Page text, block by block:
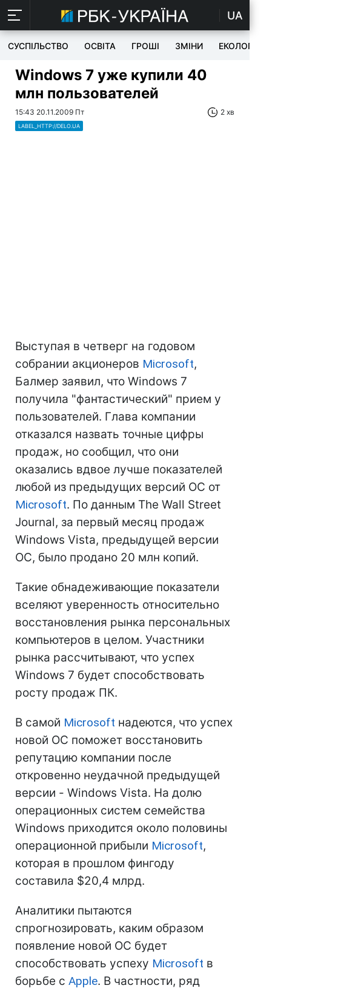
UA
СУСПІЛЬСТВО ОСВІТА ГРОШІ ЗМІНИ ЕКОЛОГІЯ
Windows 7 уже купили 40
млн пользователей
15:43 20.11.2009 Пт 2 хв
LABEL_HTTP://DELO.UA
Выступая в четверг на годовом
собрании акционеров Microsoft,
Балмер заявил, что Windows 7
получила "фантастический" прием у
пользователей. Глава компании
отказался назвать точные цифры
продаж, но сообщил, что они
оказались вдвое лучше показателей
любой из предыдущих версий ОС от
Microsoft. По данным The Wall Street
Journal, за первый месяц продаж
Windows Vista, предыдущей версии
ОС, было продано 20 млн копий.
Такие обнадеживающие показатели
вселяют уверенность относительно
восстановления рынка персональных
компьютеров в целом. Участники
рынка рассчитывают, что успех
Windows 7 будет способствовать
росту продаж ПК.
В самой Microsoft надеются, что успех
новой ОС поможет восстановить
репутацию компании после
откровенно неудачной предыдущей
версии - Windows Vista. На долю
операционных систем семейства
Windows приходится около половины
операционной прибыли Microsoft,
которая в прошлом фингоду
составила $20,4 млрд.
Аналитики пытаются
спрогнозировать, каким образом
появление новой ОС будет
способствовать успеху Microsoft в
борьбе с Apple. В частности, ряд